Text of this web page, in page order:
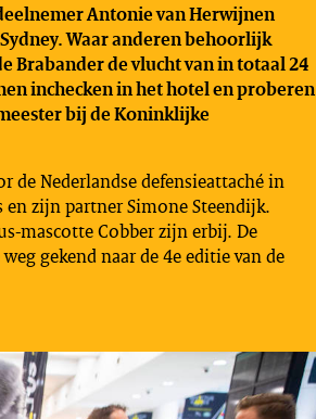
Antonie van Herwijnen
Waar anderen behoorlijk
Brabander de vlucht van in totaal 24
inchecken in het hotel en proberen
bij de Koninklijke
de Nederlandse defensieattaché in
zijn partner Simone Steendijk.
mascotte Cobber zijn erbij. De
gekend naar de 4e editie van de